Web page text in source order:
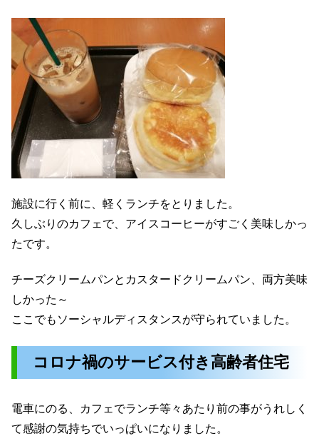
施設に行く前に、軽くランチをとりました。
久しぶりのカフェで、アイスコーヒーがすごく美味しかっ
たです。
チーズクリームパンとカスタードクリームパン、両方美味
しかった～
ここでもソーシャルディスタンスが守られていました。
コロナ禍のサービス付き高齢者住宅
電車にのる、カフェでランチ等々あたり前の事がうれしく
て感謝の気持ちでいっぱいになりました。